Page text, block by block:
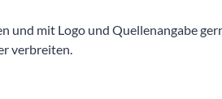
und mit Logo und Quellenangabe
verbreiten.